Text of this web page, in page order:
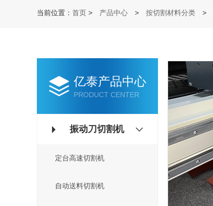
当前位置： 首页 > 产品中心 > 按切割材料分类 >
亿泰产品中心
PRODUCT CENTER
振动刀切割机
定台高速切割机
自动送料切割机